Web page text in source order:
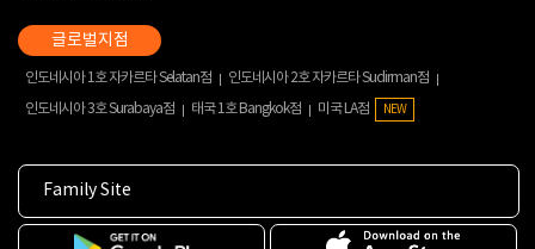
인도네시아 1호 자카르타 Selatan점
인도네시아 2호 자카르타 Sudirman점
인도네시아 3호 Surabaya점
태국 1호 Bangkok점 미국 LA점 NEW
Family Site